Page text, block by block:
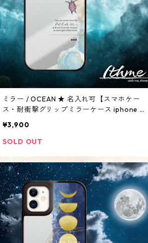
ミラー / OCEAN ★ 名入れ可【スマホケー
ス・耐衝撃グリップミラーケース iphone カ
¥3,900
SOLD OUT